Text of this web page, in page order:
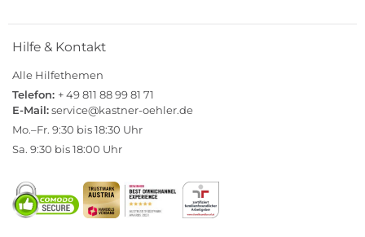
Hilfe & Kontakt
Alle Hilfethemen
Telefon: + 49 811 88 99 81 71
E-Mail:service@kastner-oehler.de
Mo.–Fr. 9:30 bis 18:30 Uhr
Sa. 9:30 bis 18:00 Uhr